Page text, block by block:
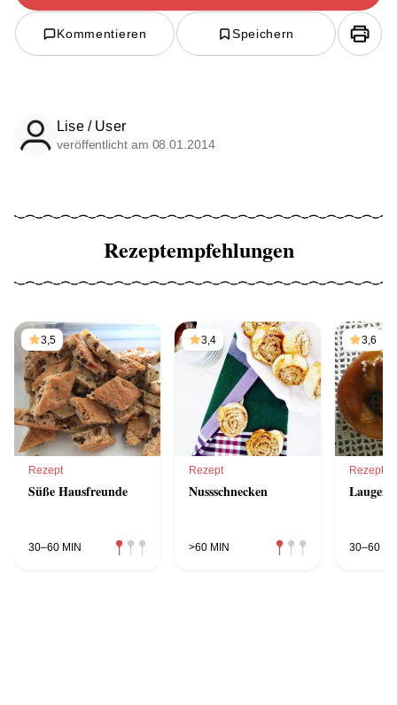
Kommentieren Speichern
Lise / User
veröffentlicht am 08.01.2014
Rezeptempfehlungen
3,5
Rezept
Süße Hausfreunde
30–60 MIN
3,4
Rezept
Nussschnecken
>60 MIN
3,6
Rezept
30–60